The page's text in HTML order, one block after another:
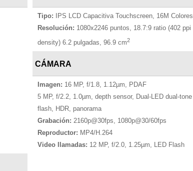
Tipo: IPS LCD Capacitiva Touchscreen, 16M Colores
Resolución: 1080x2246 puntos, 18.7:9 ratio (402 ppi
density) 6.2 pulgadas, 96.9 cm2
CÁMARA
Imagen: 16 MP, f/1.8, 1.12µm, PDAF
5 MP, f/2.2, 1.0µm, depth sensor, Dual-LED dual-tone
flash, HDR, panorama
Grabación: 2160p@30fps, 1080p@30/60fps
Reproductor: MP4/H.264
Video llamadas: 12 MP, f/2.0, 1.25µm, LED Flash